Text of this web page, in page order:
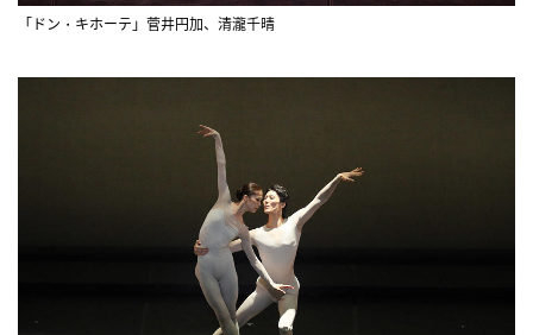
「ドン・キホーテ」菅井円加、清瀧千晴